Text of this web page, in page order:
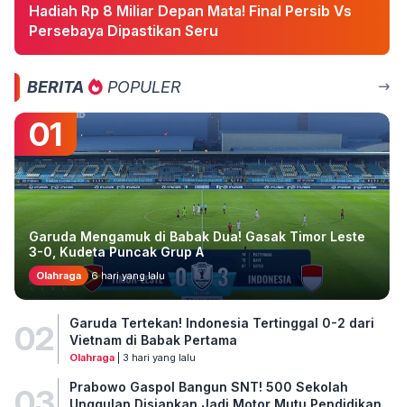
Hadiah Rp 8 Miliar Depan Mata! Final Persib Vs
Persebaya Dipastikan Seru
BERITA POPULER
01
Garuda Mengamuk di Babak Dua! Gasak Timor Leste
3-0, Kudeta Puncak Grup A
Olahraga 6 hari yang lalu
02
Garuda Tertekan! Indonesia Tertinggal 0-2 dari
Vietnam di Babak Pertama
Olahraga| 3 hari yang lalu
Prabowo Gaspol Bangun SNT! 500 Sekolah
Unggulan Disiapkan Jadi Motor Mutu Pendidikan